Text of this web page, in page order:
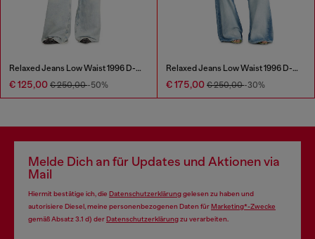
Relaxed Jeans Low Waist 1996 D-Sire
€ 125,00 € 250,00-50%
Relaxed Jeans Low Waist 1996 D-Sire
€ 175,00 € 250,00-30%
Melde Dich an für Updates und Aktionen via
Mail
Hiermit bestätige ich, die Datenschutzerklärunggelesen zu haben und
autorisiere Diesel, meine personenbezogenen Daten fürMarketing*-Zwecke
gemäß Absatz 3.1 d) derDatenschutzerklärungzu verarbeiten.